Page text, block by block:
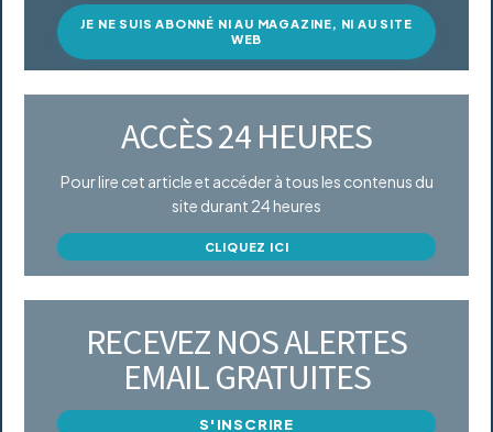
JE NE SUIS ABONNÉ NI AU MAGAZINE, NI AU SITE
WEB
ACCÈS 24 HEURES
Pour lire cet article et accéder à tous les contenus du
site durant 24 heures
CLIQUEZ ICI
RECEVEZ NOS ALERTES
EMAIL GRATUITES
S'INSCRIRE